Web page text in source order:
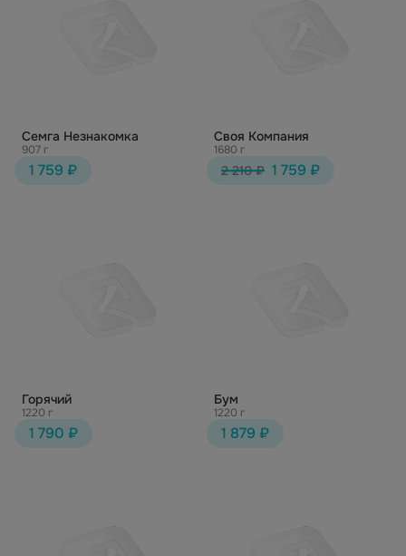
Семга Незнакомка
907 г
1 759 ₽
Своя Компания
1680 г
2 210 ₽ 1 759 ₽
Горячий
1220 г
1 790 ₽
Бум
1220 г
1 879 ₽